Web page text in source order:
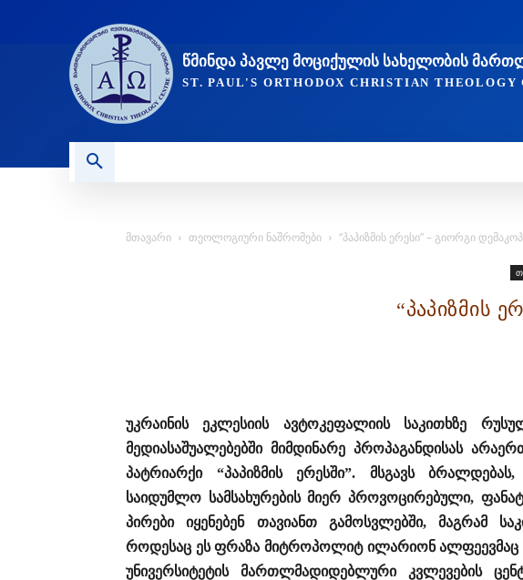
ᲬᲛᲘᲜᲓᲐ ᲞᲐᲕᲚᲔ ᲛᲝᲪᲘᲥᲣᲚᲘᲡ ᲡᲐᲮᲔᲚᲝᲑᲘᲡ
ST. PAUL'S ORTHODOX CHRISTIAN THEOLOGY
მთავარი თეოლოგიური ნაშრომები “პაპიზმის ერესი” – გიორგი
“პაპიზმის
უკრაინის ეკლესიის ავტოკეფალიის საკითხზე
მედიასაშუალებებში მიმდინარე პროპაგანდისას
პატრიარქი “პაპიზმის ერესში”. მსგავს
საიდუმლო სამსახურების მიერ პროვოცირებული,
პირები იყენებენ თავიანთ გამოსვლებში, მაგრამ
როდესაც ეს ფრაზა მიტროპოლიტ ილარიონ ალფეევმაც
უნივერსიტეტის მართლმადიდებლური კვლევების